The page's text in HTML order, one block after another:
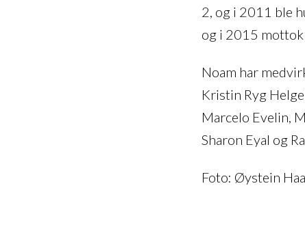
2, og i 2011 ble
og i 2015 mottok
Noam har
Kristin Ryg
Marcelo Evelin,
Sharon Eyal og
Foto: Øystein